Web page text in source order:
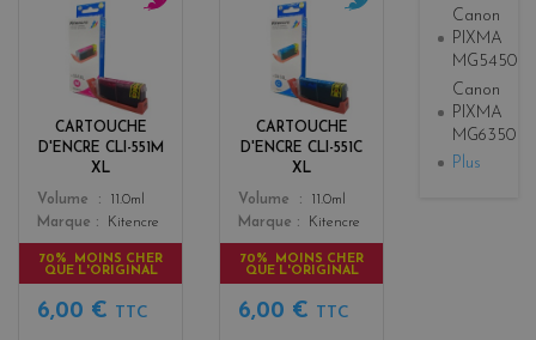
CARTOUCHE
D'ENCRE CLI-551M
XL
Color
e
n
t
Volume
11.0ml
Marque
Kitencre
70% MOINS CHER
QUE L'ORIGINAL
6,00 € TTC
CARTOUCHE
D'ENCRE CLI-551C
XL
Color
n
Volume
11.0ml
Marque
Kitencre
70% MOINS CHER
QUE L'ORIGINAL
6,00 € TTC
Canon
PIXMA
MG5450
Canon
PIXMA
MG6350
Plus